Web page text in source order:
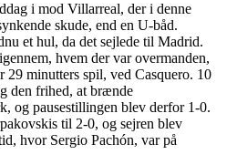
i mod Villarreal, der i denne
skude, end en U-båd.
et hul, da det sejlede til Madrid.
hvem der var overmanden,
29 minutters spil, ved Casquero. 10
den frihed, at brænde
og pausestillingen blev derfor 1-0.
til 2-0, og sejren blev
hvor Sergio Pachón, var på